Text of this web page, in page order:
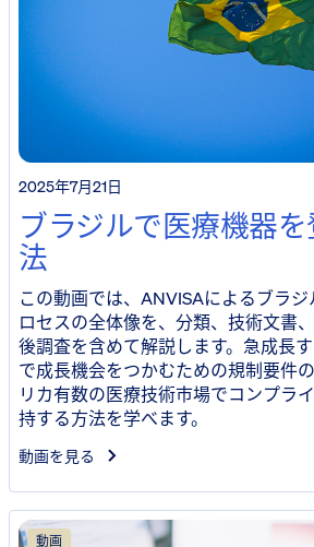
2025年7月21日
ブラジルで医療機器
法
この動画では、ANVISAによるブラ
ロセスの全体像を、分類、技術文書
後調査を含めて解説します。急成長
で成長機会をつかむための規制要件
リカ有数の医療技術市場でコンプラ
持する方法を学べます。
動画を見る
動画